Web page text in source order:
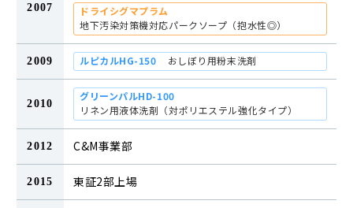
2007
ドライシグマプラム
地下汚染対策機対応パークソープ（抱水性◎）
2009 ルピカルHG-150 おしぼり用粉末洗剤
2010
グリーンパルHD-100
リネン用液体洗剤（対ポリエステル強化タイプ）
2012 C&M事業部
2015 東証2部上場